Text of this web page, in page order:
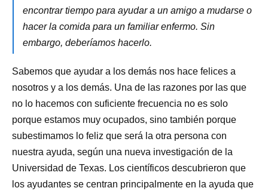
encontrar tiempo para ayudar a un amigo a mudarse o
hacer la comida para un familiar enfermo. Sin
embargo, deberíamos hacerlo.
Sabemos que ayudar a los demás nos hace felices a
nosotros y a los demás. Una de las razones por las que
no lo hacemos con suficiente frecuencia no es solo
porque estamos muy ocupados, sino también porque
subestimamos lo feliz que será la otra persona con
nuestra ayuda, según una nueva investigación de la
Universidad de Texas. Los científicos descubrieron que
los ayudantes se centran principalmente en la ayuda que